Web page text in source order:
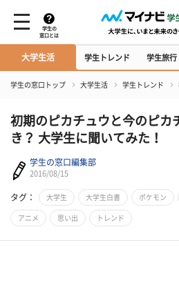
学生の
窓口とは
大学生活 学生トレンド 学生旅行
学生の窓口トップ 大学生活 学生トレンド
初期のピカチュウと今のピカ
き？ 大学生に聞いてみた！
学生の窓口編集部
2016/08/15
タグ： 大学生 大学生白書 ポケモン
アニメ 思い出 トレンド